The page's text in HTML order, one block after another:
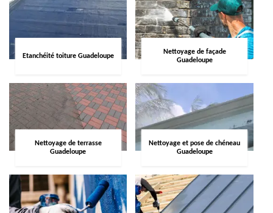
Etanchéité toiture Guadeloupe
Nettoyage de façade
Guadeloupe
Nettoyage de terrasse
Guadeloupe
Nettoyage et pose de chéneau
Guadeloupe